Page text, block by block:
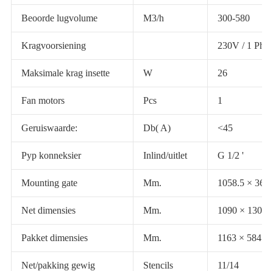
Beoorde lugvolume M3/h 300-580
Kragvoorsiening 230V / 1 Ph /
Maksimale krag insette W 26
Fan motors Pcs 1
Geruiswaarde: Db( A) <45
Pyp konneksier Inlind/uitlet G 1/2 '
Mounting gate Mm. 1058.5 × 360
Net dimensies Mm. 1090 × 130 ×
Pakket dimensies Mm. 1163 × 584 ×
Net/pakking gewig Stencils 11/14